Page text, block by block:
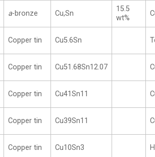
a-bronze Cu,Sn
15.5
wt%
Copper tin Cu5.6Sn
Copper tin Cu51.68Sn12.07
Copper tin Cu41Sn11
Copper tin Cu39Sn11
Copper tin Cu10Sn3